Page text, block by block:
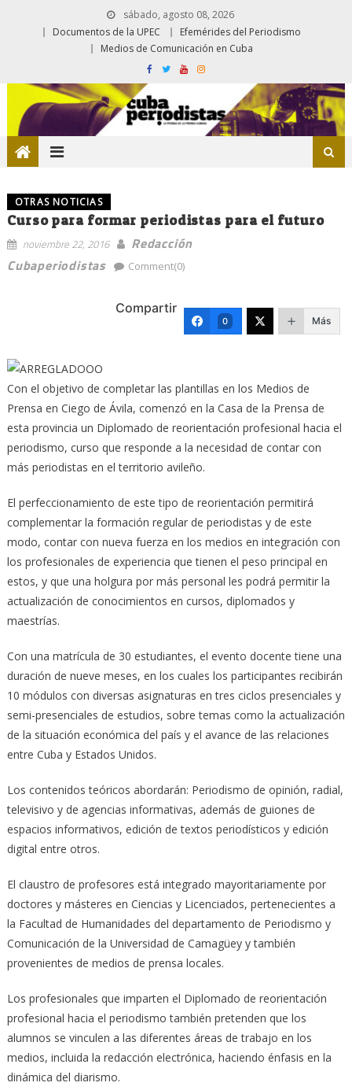
sábado, agosto 08, 2026
Documentos de la UPEC
Efemérides del Periodismo
Medios de Comunicación en Cuba
OTRAS NOTICIAS
Curso para formar periodistas para el futuro
noviembre 22, 2016
Redacción
Cubaperiodistas
Comment(0)
Compartir
0 Más
Con el objetivo de completar las plantillas en los Medios de
Prensa en Ciego de Ávila, comenzó en la Casa de la Prensa de
esta provincia un Diplomado de reorientación profesional hacia el
periodismo, curso que responde a la necesidad de contar con
más periodistas en el territorio avileño.
El perfeccionamiento de este tipo de reorientación permitirá
complementar la formación regular de periodistas y de este
modo, contar con nueva fuerza en los medios en integración con
los profesionales de experiencia que tienen el peso principal en
estos, y que una holgura por más personal les podrá permitir la
actualización de conocimientos en cursos, diplomados y
maestrías.
Con una matrícula de 30 estudiantes, el evento docente tiene una
duración de nueve meses, en los cuales los participantes recibirán
10 módulos con diversas asignaturas en tres ciclos presenciales y
semi-presenciales de estudios, sobre temas como la actualización
de la situación económica del país y el avance de las relaciones
entre Cuba y Estados Unidos.
Los contenidos teóricos abordarán: Periodismo de opinión, radial,
televisivo y de agencias informativas, además de guiones de
espacios informativos, edición de textos periodísticos y edición
digital entre otros.
El claustro de profesores está integrado mayoritariamente por
doctores y másteres en Ciencias y Licenciados, pertenecientes a
la Facultad de Humanidades del departamento de Periodismo y
Comunicación de la Universidad de Camagüey y también
provenientes de medios de prensa locales.
Los profesionales que imparten el Diplomado de reorientación
profesional hacia el periodismo también pretenden que los
alumnos se vinculen a las diferentes áreas de trabajo en los
medios, incluida la redacción electrónica, haciendo énfasis en la
dinámica del diarismo.